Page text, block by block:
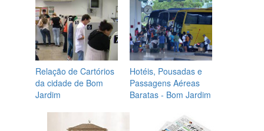
Relação de Cartórios
da cidade de Bom
Jardim
Hotéis, Pousadas e
Passagens Aéreas
Baratas - Bom Jardim